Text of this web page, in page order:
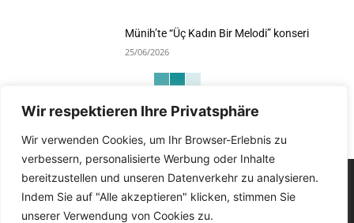
Wir respektieren Ihre Privatsphäre
Wir verwenden Cookies, um Ihr Browser-Erlebnis zu
verbessern, personalisierte Werbung oder Inhalte
bereitzustellen und unseren Datenverkehr zu analysieren.
Indem Sie auf "Alle akzeptieren" klicken, stimmen Sie
unserer Verwendung von Cookies zu.
Münih’te “Üç Kadın Bir Melodi” konseri
25/06/2026
Devamını Göster